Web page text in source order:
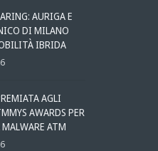
AURIGA E
DI MILANO
IBRIDA
AGLI
AWARDS PER
ATM